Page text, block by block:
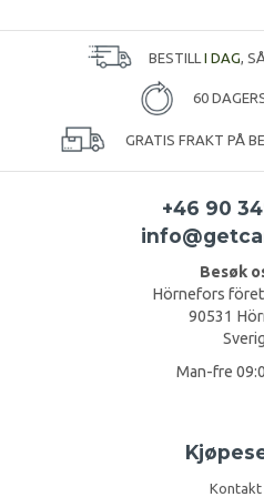
BESTILL I DAG ,
60
GRATIS FRAKT PÅ
+46 90
Besøk
Hörnefors
90531
Man-fre
Kontakt